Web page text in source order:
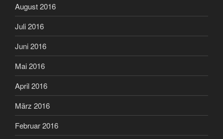
August 2016
Juli 2016
Juni 2016
Mai 2016
April 2016
März 2016
Februar 2016